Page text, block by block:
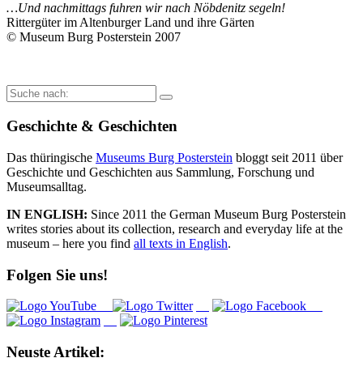
…Und nachmittags fuhren wir nach Nöbdenitz segeln!
Rittergüter im Altenburger Land und ihre Gärten
© Museum Burg Posterstein 2007
Suche
nach:
Geschichte & Geschichten
Das thüringische Museums Burg Posterstein bloggt seit 2011 über
Geschichte und Geschichten aus Sammlung, Forschung und
Museumsalltag.
IN ENGLISH: Since 2011 the German Museum Burg Posterstein
writes stories about its collection, research and everyday life at the
museum – here you find all texts in English.
Folgen Sie uns!
Neuste Artikel: